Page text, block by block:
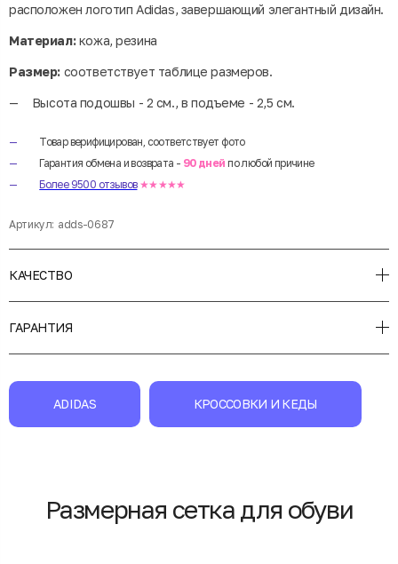
расположен логотип Adidas, завершающий элегантный дизайн.
Материал:кожа, резина
Размер: соответствует таблице размеров.
Высота подошвы - 2 см., в подъеме - 2,5 см.
Товар верифицирован, соответствует фото
Гарантия обмена и возврата - 90 дней по любой причине
Более 9500 отзывов ★★★★★
Артикул: adds-0687
КАЧЕСТВО
ГАРАНТИЯ
ADIDAS КРОССОВКИ И КЕДЫ
Размерная сетка для обуви